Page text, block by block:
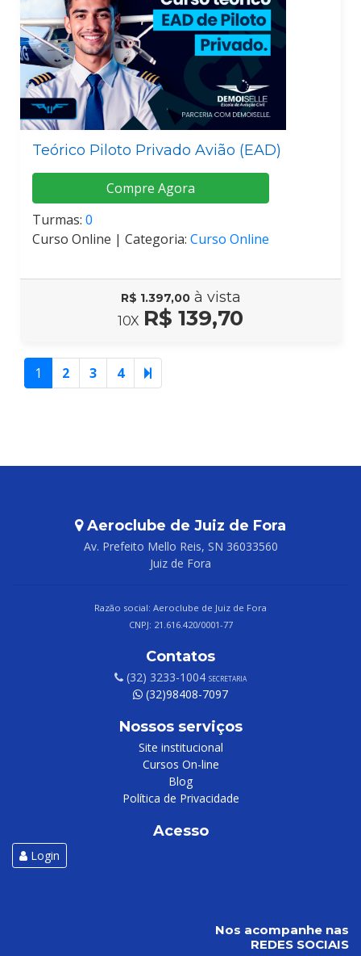
Teórico Piloto Privado Avião (EAD)
Compre Agora
Turmas: 0
Curso Online | Categoria: Curso Online
R$ 1.397,00 à vista
10X R$ 139,70
1 2 3 4
Aeroclube de Juiz de Fora
Av. Prefeito Mello Reis, SN 36033560
Juiz de Fora
Razão social: Aeroclube de Juiz de Fora
CNPJ: 21.616.420/0001-77
Contatos
(32) 3233-1004 SECRETARIA
(32)98408-7097
Nossos serviços
Site institucional
Cursos On-line
Blog
Política de Privacidade
Acesso
Login
Nos acompanhe nas
REDES SOCIAIS